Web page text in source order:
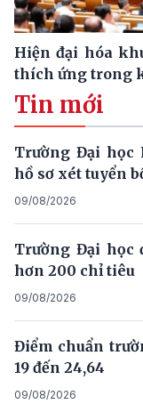
Hiện đại hóa
thích ứng trong
Tin mới
Trường Đại học
hồ sơ xét tuyển
09/08/2026
Trường Đại học
hơn 200 chỉ tiêu
09/08/2026
Điểm chuẩn
19 đến 24,64
09/08/2026